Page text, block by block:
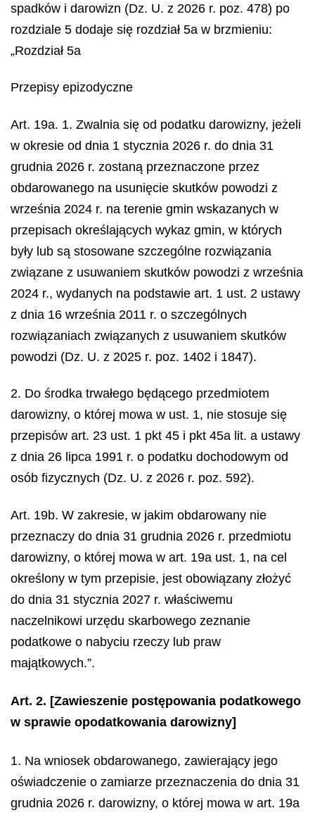
spadków i darowizn (Dz. U. z 2026 r. poz. 478) po
rozdziale 5 dodaje się rozdział 5a w brzmieniu:
„Rozdział 5a
Przepisy epizodyczne
Art. 19a. 1. Zwalnia się od podatku darowizny, jeżeli
w okresie od dnia 1 stycznia 2026 r. do dnia 31
grudnia 2026 r. zostaną przeznaczone przez
obdarowanego na usunięcie skutków powodzi z
września 2024 r. na terenie gmin wskazanych w
przepisach określających wykaz gmin, w których
były lub są stosowane szczególne rozwiązania
związane z usuwaniem skutków powodzi z września
2024 r., wydanych na podstawie art. 1 ust. 2 ustawy
z dnia 16 września 2011 r. o szczególnych
rozwiązaniach związanych z usuwaniem skutków
powodzi (Dz. U. z 2025 r. poz. 1402 i 1847).
2. Do środka trwałego będącego przedmiotem
darowizny, o której mowa w ust. 1, nie stosuje się
przepisów art. 23 ust. 1 pkt 45 i pkt 45a lit. a ustawy
z dnia 26 lipca 1991 r. o podatku dochodowym od
osób fizycznych (Dz. U. z 2026 r. poz. 592).
Art. 19b. W zakresie, w jakim obdarowany nie
przeznaczy do dnia 31 grudnia 2026 r. przedmiotu
darowizny, o której mowa w art. 19a ust. 1, na cel
określony w tym przepisie, jest obowiązany złożyć
do dnia 31 stycznia 2027 r. właściwemu
naczelnikowi urzędu skarbowego zeznanie
podatkowe o nabyciu rzeczy lub praw
majątkowych.”.
Art. 2. [Zawieszenie postępowania podatkowego
w sprawie opodatkowania darowizny]
1. Na wniosek obdarowanego, zawierający jego
oświadczenie o zamiarze przeznaczenia do dnia 31
grudnia 2026 r. darowizny, o której mowa w art. 19a